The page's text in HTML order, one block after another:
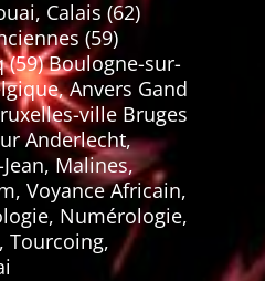
Calais (62)
(59)
(59) Boulogne-sur-
Anvers Gand
ville Bruges
Anderlecht,
Malines,
Voyance Africain,
Numérologie,
Tourcoing,